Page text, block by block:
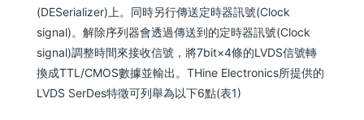
(DESerializer)上。同時另行傳送定時器訊號(Clock
signal)。解除序列器會透過傳送到的定時器訊號(Clock
signal)調整時間來接收信號，將7bit×4條的LVDS信號轉
換成TTL/CMOS數據並輸出。THine Electronics所提供的
LVDS SerDes特徵可列舉為以下6點(表1)